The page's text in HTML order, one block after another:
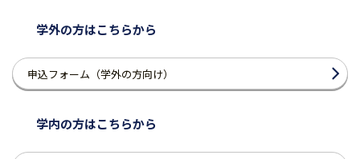
学外の方はこちらから
申込フォーム（学外の方向け）
学内の方はこちらから